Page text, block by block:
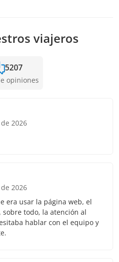
viajeros
5207
opiniones
2026
2026
era usar la página web, el
todo, la atención al
hablar con el equipo y